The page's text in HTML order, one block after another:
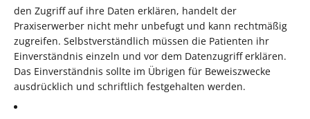
den Zugriff auf ihre Daten erklären, handelt der
Praxiserwerber nicht mehr unbefugt und kann rechtmäßig
zugreifen. Selbstverständlich müssen die Patienten ihr
Einverständnis einzeln und vor dem Datenzugriff erklären.
Das Einverständnis sollte im Übrigen für Beweiszwecke
ausdrücklich und schriftlich festgehalten werden.